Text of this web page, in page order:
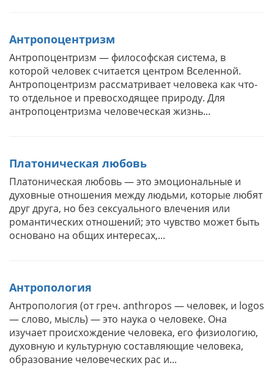
Антропоцентризм
Антропоцентризм — философская система, в
которой человек считается центром Вселенной.
Антропоцентризм рассматривает человека как что-
то отдельное и превосходящее природу. Для
антропоцентризма человеческая жизнь...
Платоническая любовь
Платоническая любовь — это эмоциональные и
духовные отношения между людьми, которые любят
друг друга, но без сексуального влечения или
романтических отношений; это чувство может быть
основано на общих интересах,...
Антропология
Антропология (от греч. anthropos — человек, и logos
— слово, мысль) — это наука о человеке. Она
изучает происхождение человека, его физиологию,
духовную и культурную составляющие человека,
образование человеческих рас и...